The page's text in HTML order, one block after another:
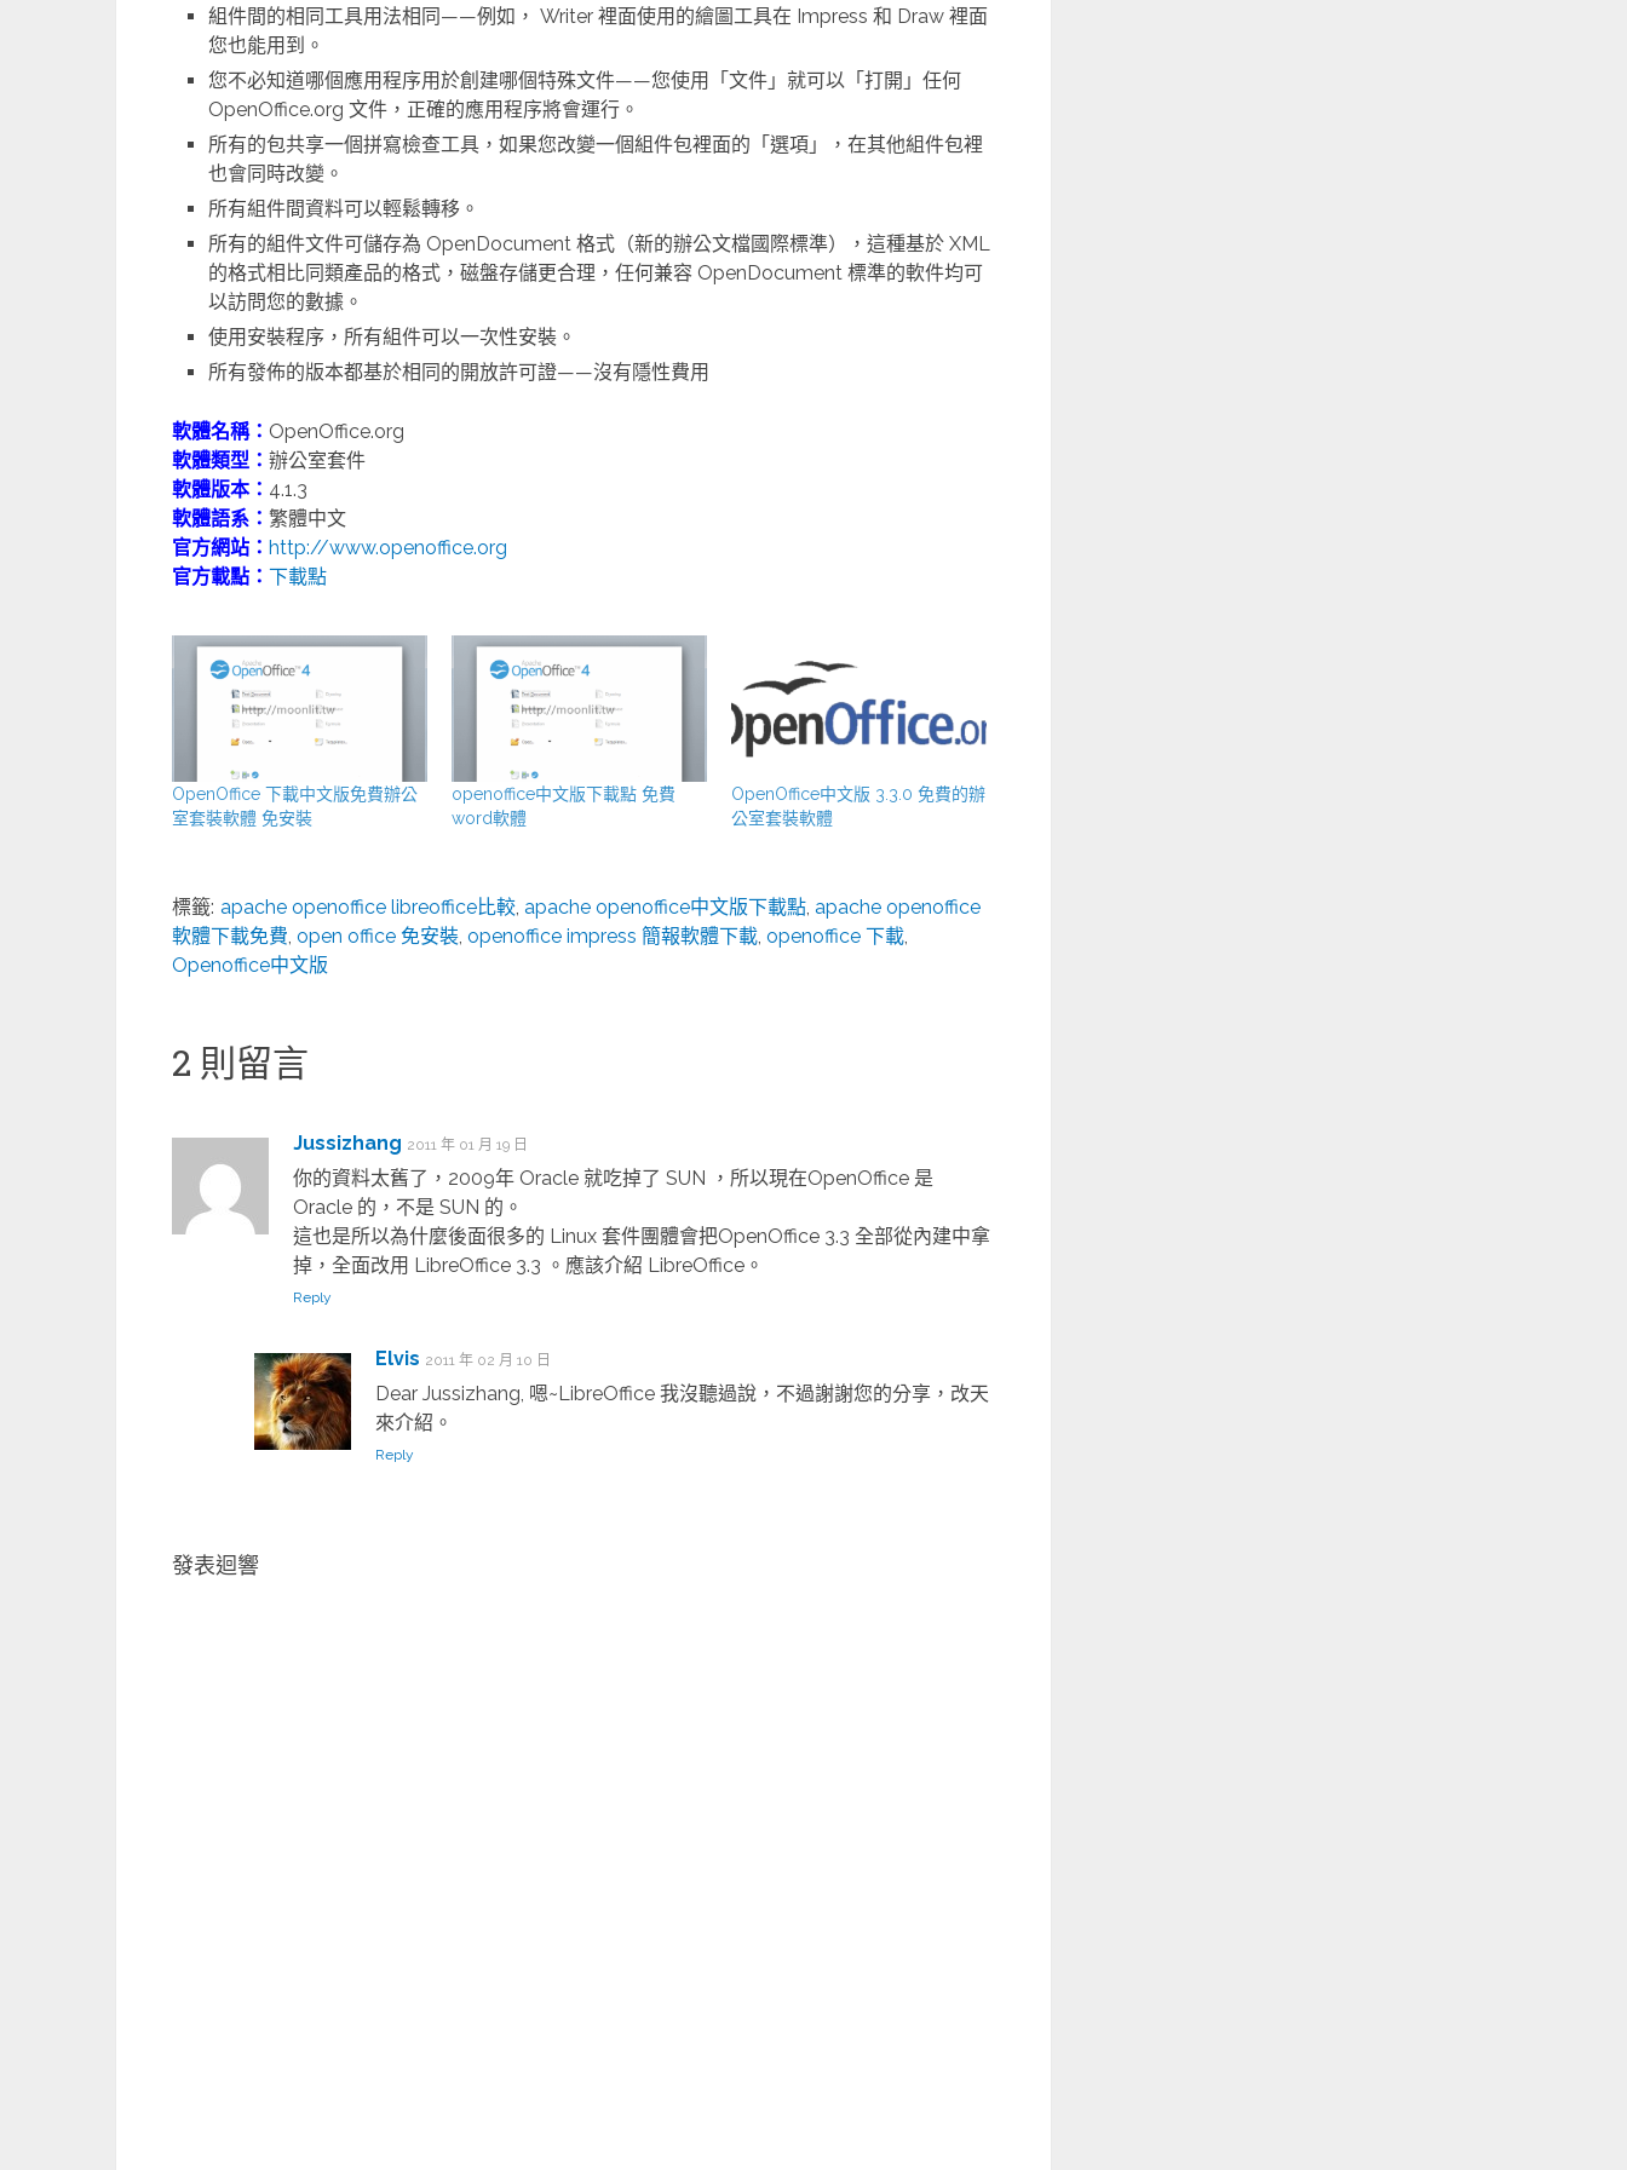
組件間的相同工具用法相同——例如， Writer 裡面使用的繪圖工具在 Impress 和 Draw 裡面
您也能用到。
您不必知道哪個應用程序用於創建哪個特殊文件——您使用「文件」就可以「打開」任何
OpenOffice.org 文件，正確的應用程序將會運行。
所有的包共享一個拼寫檢查工具，如果您改變一個組件包裡面的「選項」，在其他組件包裡
也會同時改變。
所有組件間資料可以輕鬆轉移。
所有的組件文件可儲存為 OpenDocument 格式（新的辦公文檔國際標準），這種基於 XML
的格式相比同類產品的格式，磁盤存儲更合理，任何兼容 OpenDocument 標準的軟件均可
以訪問您的數據。
使用安裝程序，所有組件可以一次性安裝。
所有發佈的版本都基於相同的開放許可證——沒有隱性費用
軟體名稱： OpenOffice.org
軟體類型： 辦公室套件
軟體版本： 4.1.3
軟體語系： 繁體中文
官方網站： http://www.openoffice.org
官方載點： 下載點
OpenOffice 下載中文版免費辦公
室套裝軟體 免安裝
openoffice中文版下載點 免費
word軟體
OpenOffice中文版 3.3.0 免費的辦
公室套裝軟體
標籤: apache openoffice libreoffice比較 apache openoffice中文版下載點 apache openoffice
軟體下載免費 open office 免安裝 openoffice impress 簡報軟體下載 openoffice 下載
Openoffice中文版
2 則留言
Jussizhang 2011 年 01 月 19 日
你的資料太舊了，2009年 Oracle 就吃掉了 SUN ，所以現在OpenOffice 是
Oracle 的，不是 SUN 的。
這也是所以為什麼後面很多的 Linux 套件團體會把OpenOffice 3.3 全部從內建中拿
掉，全面改用 LibreOffice 3.3 。應該介紹 LibreOffice。
Reply
Elvis 2011 年 02 月 10 日
Dear Jussizhang, 嗯~LibreOffice 我沒聽過說，不過謝謝您的分享，改天
來介紹。
Reply
發表迴響